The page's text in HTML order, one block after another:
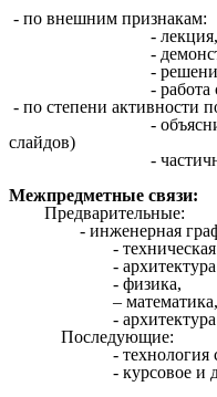
- по внешним признакам:
- лекция,
-
- решение
- работа с
- по степени активности
- объяснительно-
слайдов)
- частично-
Межпредметные связи:
Предварительные:
- инженерная
-
-
- физика,
– математика,
-
Последующие:
- технология
- курсовое и